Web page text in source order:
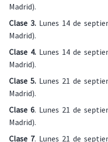
Madrid).
Clase 3.Lunes 14 de
Madrid).
Clase 4.Lunes 14 de
Madrid).
Clase 5.Lunes 21 de
Madrid).
Clase 6. Lunes 21 de
Madrid).
Clase 7. Lunes 21 de